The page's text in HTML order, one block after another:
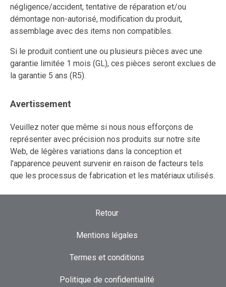
négligence/accident, tentative de réparation et/ou
démontage non-autorisé, modification du produit,
assemblage avec des items non compatibles.
Si le produit contient une ou plusieurs pièces avec une
garantie limitée 1 mois (GL), ces pièces seront exclues de
la garantie 5 ans (R5).
Avertissement
Veuillez noter que même si nous nous efforçons de
représenter avec précision nos produits sur notre site
Web, de légères variations dans la conception et
l'apparence peuvent survenir en raison de facteurs tels
que les processus de fabrication et les matériaux utilisés.
Retour
Mentions légales
Termes et conditions
Politique de confidentialité